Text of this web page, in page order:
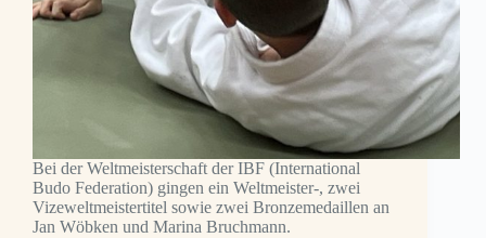
Bei der Weltmeisterschaft der IBF (International
Budo Federation) gingen ein Weltmeister-, zwei
Vizeweltmeistertitel sowie zwei Bronzemedaillen an
Jan Wöbken und Marina Bruchmann.